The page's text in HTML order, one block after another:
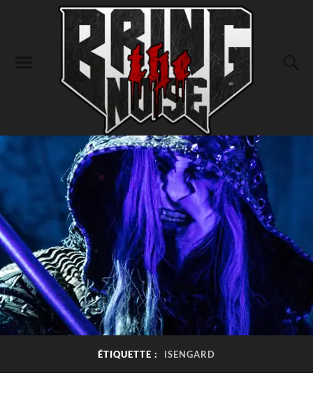
ÉTIQUETTE : ISENGARD